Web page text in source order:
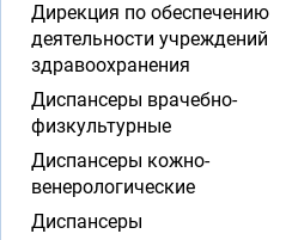
Дирекция по обеспечению
деятельности учреждений
здравоохранения
Диспансеры врачебно-
физкультурные
Диспансеры кожно-
венерологические
Диспансеры